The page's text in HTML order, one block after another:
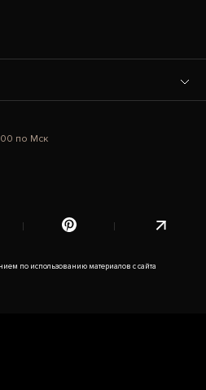
по Мск
по использованию материалов с сайта